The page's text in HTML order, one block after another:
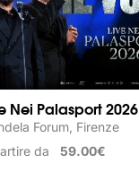
Nei Palasport 2026
Forum, Firenze
da 59.00€